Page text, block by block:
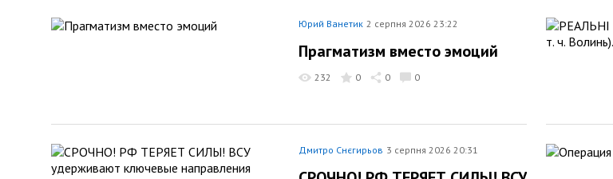
Юрий Ванетик 2 серпня 2026 23:22
Прагматизм вместо эмоций
232 0 0 0
Дмитро Снєгирьов 3 серпня 2026 20:31